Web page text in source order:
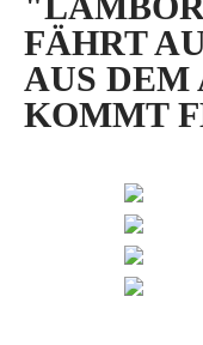
FÄHRT
US DEM
OMMT